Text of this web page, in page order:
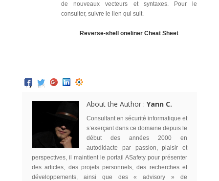
de nouveaux vecteurs et syntaxes. Pour le
consulter, suivre le lien qui suit.
Reverse-shell oneliner Cheat Sheet
About the Author : Yann C.
Consultant en sécurité informatique et
s’exerçant dans ce domaine depuis le
début des années 2000 en
autodidacte par passion, plaisir et
perspectives, il maintient le portail ASafety pour présenter
des articles, des projets personnels, des recherches et
développements, ainsi que des « advisory » de